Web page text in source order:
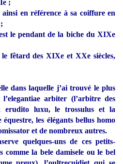
;
en référence à sa coiffure en
le pendant de la biche du XIXe
fêtard des XIXe et XXe siècles,
dans laquelle j’ai trouvé le plus
arbiter (l’arbitre des
erudito luxu, le trossulus et la
les élégants bellus homo
et de nombreux autres.
quelques-uns de ces petits-
comme la bele damisele ou le bel